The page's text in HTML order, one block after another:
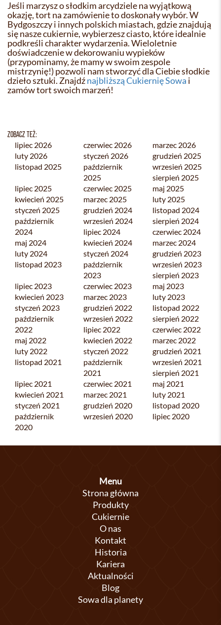
Jeśli marzysz o słodkim arcydziele na wyjątkową
okazję, tort na zamówienie to doskonały wybór. W
Bydgoszczy i innych polskich miastach, gdzie znajdują
się nasze cukiernie, wybierzesz ciasto, które idealnie
podkreśli charakter wydarzenia. Wieloletnie
doświadczenie w dekorowaniu wypieków
(przypominamy, że mamy w swoim zespole
mistrzynię!) pozwoli nam stworzyć dla Ciebie słodkie
dzieło sztuki. Znajdźnajbliższą Cukiernię Sowa i
zamów tort swoich marzeń!
ZOBACZ TEŻ:
lipiec 2026 czerwiec 2026
marzec 2026
luty 2026
styczeń 2026
grudzień 2025
listopad 2025
październik
2025
wrzesień 2025
sierpień 2025
lipiec 2025
czerwiec 2025
maj 2025
kwiecień 2025
marzec 2025
luty 2025
styczeń 2025
grudzień 2024
listopad 2024
październik
2024
wrzesień 2024
sierpień 2024
lipiec 2024
czerwiec 2024
maj 2024
kwiecień 2024
marzec 2024
luty 2024
styczeń 2024
grudzień 2023
listopad 2023
październik
2023
wrzesień 2023
sierpień 2023
lipiec 2023
czerwiec 2023
maj 2023
kwiecień 2023
marzec 2023
luty 2023
styczeń 2023
grudzień 2022
listopad 2022
październik
2022
wrzesień 2022
sierpień 2022
lipiec 2022
czerwiec 2022
maj 2022
kwiecień 2022
marzec 2022
luty 2022
styczeń 2022
grudzień 2021
listopad 2021
październik
2021
wrzesień 2021
sierpień 2021
lipiec 2021
czerwiec 2021
maj 2021
kwiecień 2021
marzec 2021
luty 2021
styczeń 2021
grudzień 2020
listopad 2020
październik
2020
wrzesień 2020 lipiec 2020
Menu
Strona główna
Produkty
Cukiernie
O nas
Kontakt
Historia
Kariera
Aktualności
Blog
Sowa dla planety